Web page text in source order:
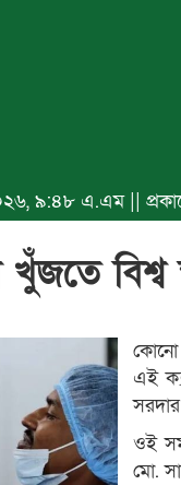
৯:৪৮ এ.এম ||
বিশ্ব
কোনো
এই
ওই
মো.